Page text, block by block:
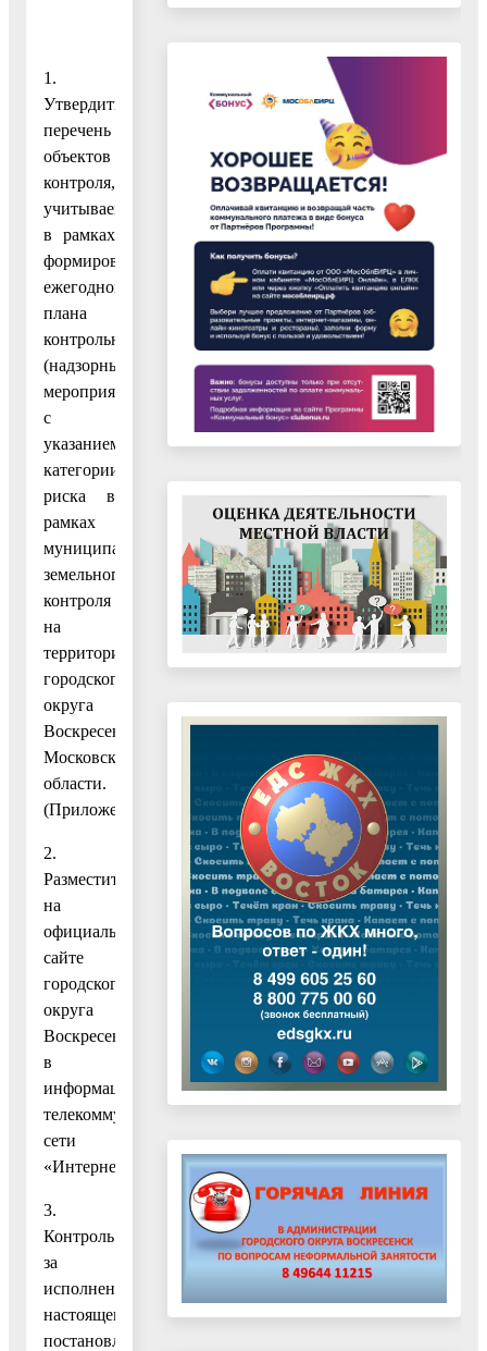
1.
Утвердить
перечень
объектов
контроля,
учитываемых
в рамках
формирования
ежегодного
плана
контрольных
(надзорных)
мероприятий,
с
указанием
категории
риска в
рамках
муниципального
земельного
контроля
на
территории
городского
округа
Воскресенск
Московской
области.
(Приложение.)
2.
Разместить
на
официальном
сайте
городского
округа
Воскресенск
в
информационно-
телекоммуникационной
сети
«Интернет».
3.
Контроль
за
исполнением
настоящего
постановления